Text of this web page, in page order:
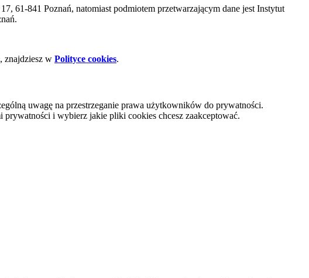
61-841 Poznań, natomiast podmiotem przetwarzającym dane jest Instytut
znajdziesz w Polityce cookies.
uwagę na przestrzeganie prawa użytkowników do prywatności.
i wybierz jakie pliki cookies chcesz zaakceptować.